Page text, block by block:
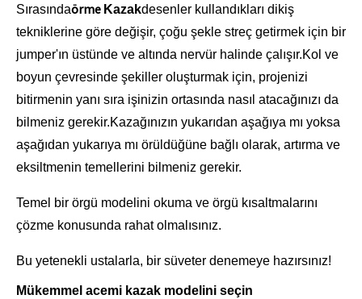
Sırasındaörme Kazakdesenler kullandıkları dikiş
tekniklerine göre değişir, çoğu şekle streç getirmek için bir
jumper'ın üstünde ve altında nervür halinde çalışır.Kol ve
boyun çevresinde şekiller oluşturmak için, projenizi
bitirmenin yanı sıra işinizin ortasında nasıl atacağınızı da
bilmeniz gerekir.Kazağınızın yukarıdan aşağıya mı yoksa
aşağıdan yukarıya mı örüldüğüne bağlı olarak, artırma ve
eksiltmenin temellerini bilmeniz gerekir.
Temel bir örgü modelini okuma ve örgü kısaltmalarını
çözme konusunda rahat olmalısınız.
Bu yetenekli ustalarla, bir süveter denemeye hazırsınız!
Mükemmel acemi kazak modelini seçin